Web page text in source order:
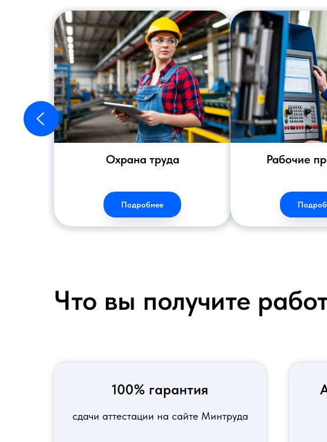
Охрана труда
Подробнее
Рабочие
Что вы получите
100% гарантия
сдачи аттестации на сайте Минтруда